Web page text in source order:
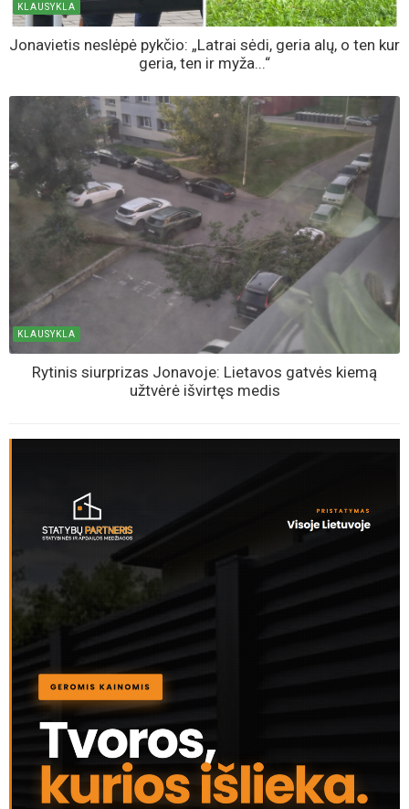
KLAUSYKLA
Jonavietis neslėpė pykčio: „Latrai sėdi, geria alų, o ten kur
geria, ten ir myža...“
KLAUSYKLA
Rytinis siurprizas Jonavoje: Lietavos gatvės kiemą
užtvėrė išvirtęs medis